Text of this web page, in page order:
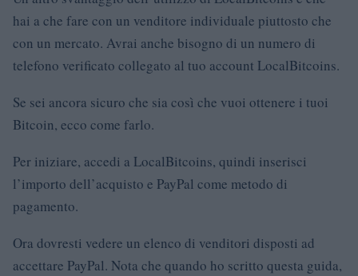
hai a che fare con un venditore individuale piuttosto che
con un mercato. Avrai anche bisogno di un numero di
telefono verificato collegato al tuo account LocalBitcoins.
Se sei ancora sicuro che sia così che vuoi ottenere i tuoi
Bitcoin, ecco come farlo.
Per iniziare, accedi a LocalBitcoins, quindi inserisci
l’importo dell’acquisto e PayPal come metodo di
pagamento.
Ora dovresti vedere un elenco di venditori disposti ad
accettare PayPal. Nota che quando ho scritto questa guida,